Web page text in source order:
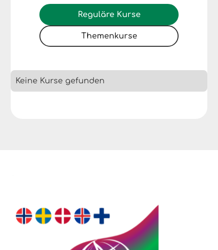
Reguläre Kurse
Themenkurse
Keine Kurse gefunden